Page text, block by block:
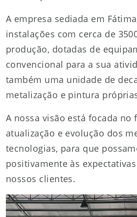
A empresa sediada em
instalações com cerca de
produção, dotadas de
convencional para a sua
também uma unidade de
metalização e pintura
A nossa visão está focada no
atualização e evolução dos
tecnologias, para que
positivamente às
nossos clientes.